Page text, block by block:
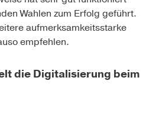
Wahlen zum Erfolg geführt.
aufmerksamkeitsstarke
empfehlen.
die Digitalisierung beim